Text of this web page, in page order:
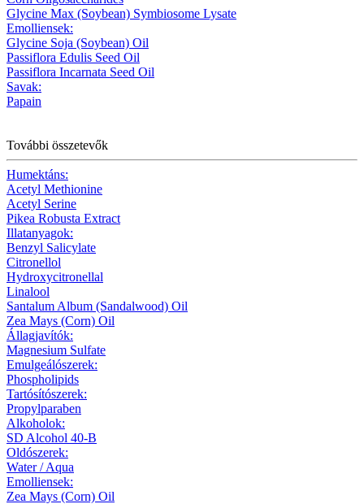
Glycine Max (Soybean) Symbiosome Lysate
Emolliensek:
Glycine Soja (Soybean) Oil
Passiflora Edulis Seed Oil
Passiflora Incarnata Seed Oil
Savak:
Papain
További összetevők
Humektáns:
Acetyl Methionine
Acetyl Serine
Pikea Robusta Extract
Illatanyagok:
Benzyl Salicylate
Citronellol
Hydroxycitronellal
Linalool
Santalum Album (Sandalwood) Oil
Zea Mays (Corn) Oil
Állagjavítók:
Magnesium Sulfate
Emulgeálószerek:
Phospholipids
Tartósítószerek:
Propylparaben
Alkoholok:
SD Alcohol 40-B
Oldószerek:
Water / Aqua
Emolliensek:
Zea Mays (Corn) Oil